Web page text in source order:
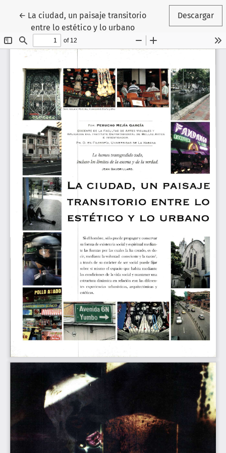
← Volver a los detalles del artículo
La ciudad, un paisaje transitorio
entre lo estético y lo urbano
Descargar